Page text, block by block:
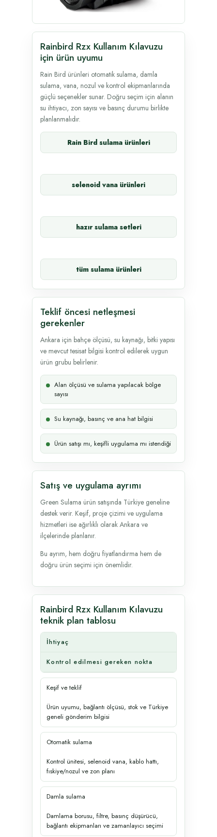
Rainbird Rzx Kullanım Kılavuzu
için ürün uyumu
Rain Bird ürünleri otomatik sulama, damla
sulama, vana, nozul ve kontrol ekipmanlarında
güçlü seçenekler sunar. Doğru seçim için alanın
su ihtiyacı, zon sayısı ve basınç durumu birlikte
planlanmalıdır.
Rain Bird sulama ürünleri
selenoid vana ürünleri
hazır sulama setleri
tüm sulama ürünleri
Teklif öncesi netleşmesi
gerekenler
Ankara için bahçe ölçüsü, su kaynağı, bitki yapısı
ve mevcut tesisat bilgisi kontrol edilerek uygun
ürün grubu belirlenir.
Alan ölçüsü ve sulama yapılacak bölge
sayısı
Su kaynağı, basınç ve ana hat bilgisi
Ürün satışı mı, keşifli uygulama mı istendiği
Satış ve uygulama ayrımı
Green Sulama ürün satışında Türkiye geneline
destek verir. Keşif, proje çizimi ve uygulama
hizmetleri ise ağırlıklı olarak Ankara ve
ilçelerinde planlanır.
Bu ayrım, hem doğru fiyatlandırma hem de
doğru ürün seçimi için önemlidir.
Rainbird Rzx Kullanım Kılavuzu
teknik plan tablosu
İhtiyaç
Kontrol edilmesi gereken nokta
Keşif ve teklif
Ürün uyumu, bağlantı ölçüsü, stok ve Türkiye
geneli gönderim bilgisi
Otomatik sulama
Kontrol ünitesi, selenoid vana, kablo hattı,
fıskiye/nozul ve zon planı
Damla sulama
Damlama borusu, filtre, basınç düşürücü,
bağlantı ekipmanları ve zamanlayıcı seçimi